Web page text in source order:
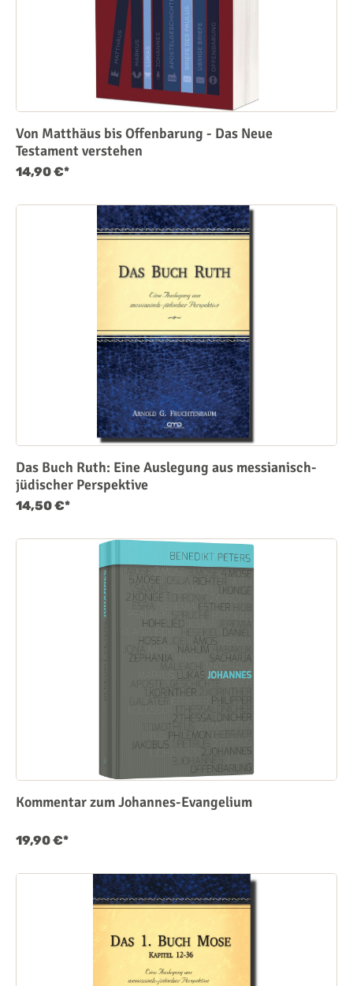
Von Matthäus bis Offenbarung - Das Neue
Testament verstehen
14,90 €*
Das Buch Ruth: Eine Auslegung aus messianisch-
jüdischer Perspektive
14,50 €*
Kommentar zum Johannes-Evangelium
19,90 €*